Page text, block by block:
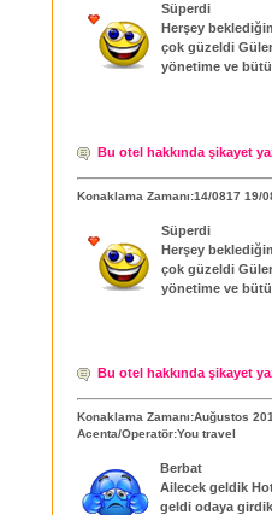
Süperdi
Herşey
çok güzeldi
yönetime ve
Bu otel hakkında şikayet
Konaklama Zamanı:14/0817 19/
Süperdi
Herşey
çok güzeldi
yönetime ve
Bu otel hakkında şikayet
Konaklama Zamanı:Auğustos
Acenta/Operatör:You travel
Berbat
Ailecek geldik
geldi odaya